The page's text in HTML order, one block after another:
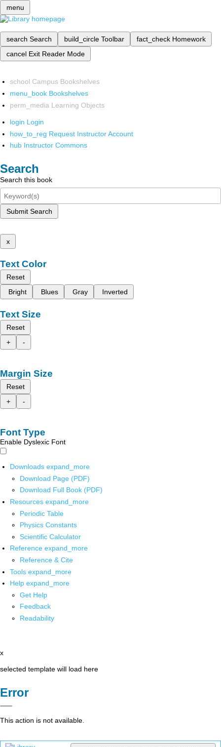
menu
search Search build_circle Toolbar fact_check Homework
cancel Exit Reader Mode
school Campus Bookshelves
menu_book Bookshelves
perm_media Learning Objects
login Login
how_to_reg Request Instructor Account
hub Instructor Commons
Search
Search this book
Submit Search
x
Text Color
Reset
Bright
Blues Gray Inverted
Text Size
Reset
+
-
Margin Size
Reset
+
-
Font Type
Enable Dyslexic Font
Downloads expand_more
Download Page (PDF)
Download Full Book (PDF)
Resources expand_more
Periodic Table
Physics Constants
Scientific Calculator
Reference expand_more
Reference & Cite
Tools expand_more
Help expand_more
Get Help
Feedback
Readability
x
selected template will load here
Error
This action is not available.